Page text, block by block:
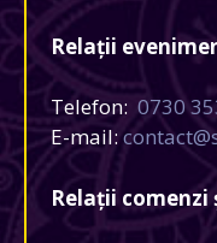
Relații
Telefon: 0730
E-mail:
Relații comenzi